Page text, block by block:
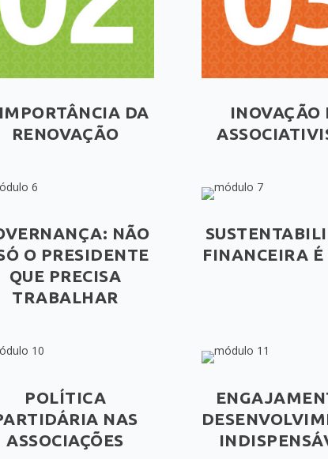
DA
RENOVAÇÃO
INOVAÇÃO
NÃO
O PRESIDENTE
QUE PRECISA
TRABALHAR
FINANCEIRA
POLÍTICA
NAS
ASSOCIAÇÕES